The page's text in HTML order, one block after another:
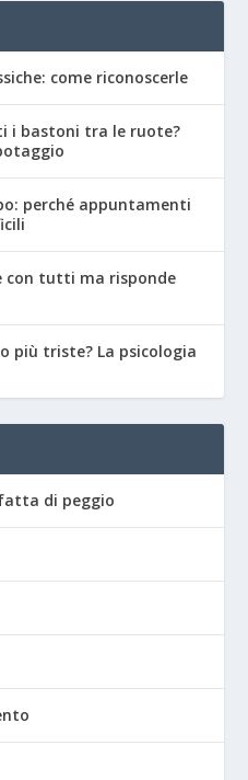
come riconoscerle
i bastoni tra le ruote?
perché appuntamenti
con tutti ma risponde
più triste? La psicologia
di peggio